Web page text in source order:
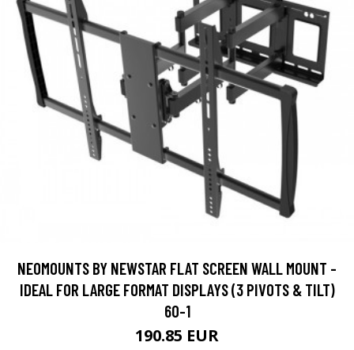
NEOMOUNTS BY NEWSTAR FLAT SCREEN WALL MOUNT -
IDEAL FOR LARGE FORMAT DISPLAYS (3 PIVOTS & TILT)
60-1
190.85 EUR